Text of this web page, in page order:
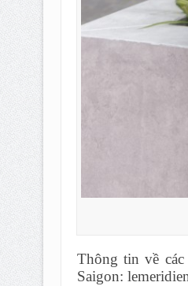
Thông tin về
Saigon: